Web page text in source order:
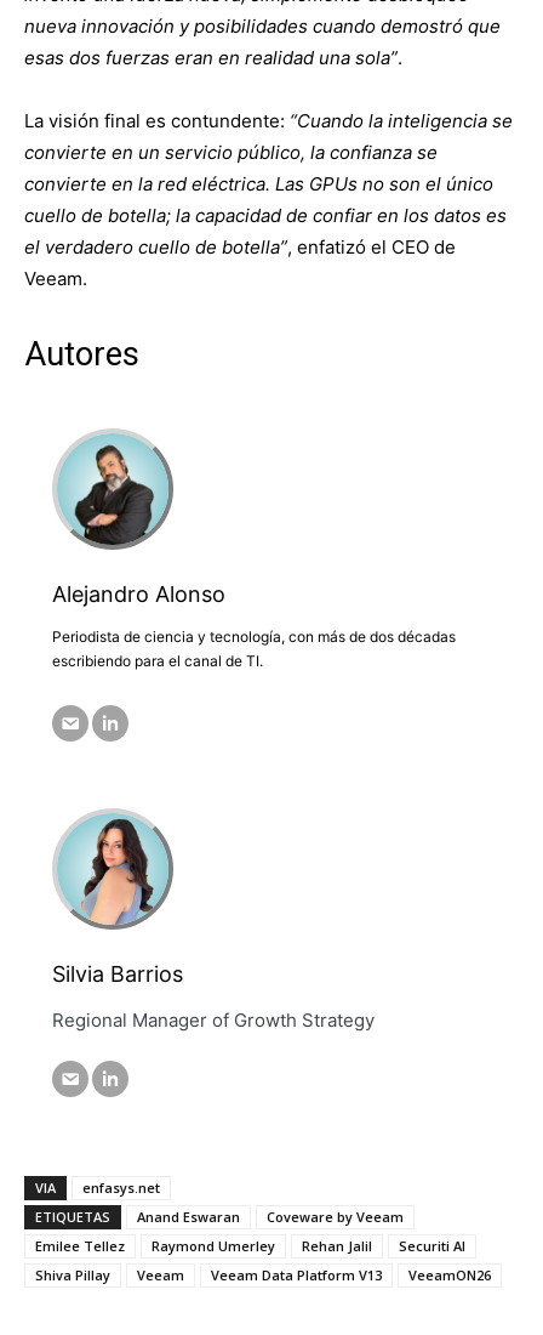
nueva innovación y posibilidades cuando demostró que
esas dos fuerzas eran en realidad una sola”.
La visión final es contundente: “Cuando la inteligencia se
convierte en un servicio público, la confianza se
convierte en la red eléctrica. Las GPUs no son el único
cuello de botella; la capacidad de confiar en los datos es
el verdadero cuello de botella”, enfatizó el CEO de
Veeam.
Autores
Alejandro Alonso
Periodista de ciencia y tecnología, con más de dos décadas
escribiendo para el canal de TI.
Silvia Barrios
Regional Manager of Growth Strategy
VIA
enfasys.net
ETIQUETAS
Anand Eswaran
Coveware by Veeam
Emilee Tellez
Raymond Umerley Rehan Jalil
Securiti AI
Shiva Pillay
Veeam Veeam Data Platform V13 VeeamON26